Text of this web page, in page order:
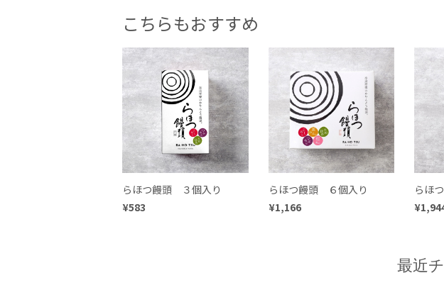
こちらもおすすめ
らほつ饅頭 ３個入り
¥583
らほつ饅頭 ６個入り
¥1,166
らほ
最近